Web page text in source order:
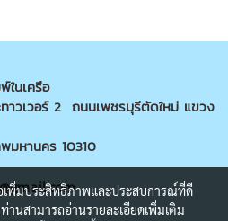
ในเครือ
าวเวอร์ 2 ถนนเพชรบุรีตัดใหม่ แขวง
มหานคร 10310
เพิ่มประสิทธิภาพและประสบการณ์ที่ดี
านสามารถอ่านรายละเอียดเพิ่มเติม